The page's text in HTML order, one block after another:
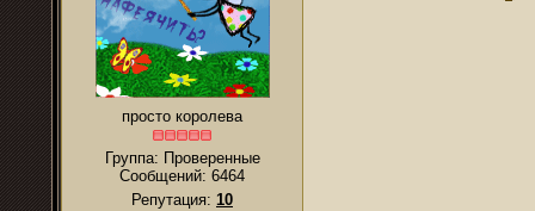
просто королева
Группа: Проверенные
Сообщений: 6464
Репутация: 10